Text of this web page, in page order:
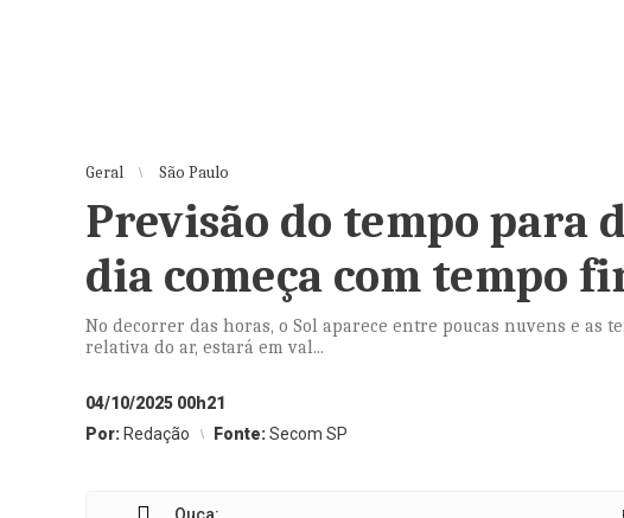
Geral São Paulo
Previsão do tempo para
dia começa com tempo
No decorrer das horas, o Sol aparece entre poucas nuvens e
relativa do ar, estará em val...
04/10/2025 00h21
Por: Redação Fonte:Secom SP